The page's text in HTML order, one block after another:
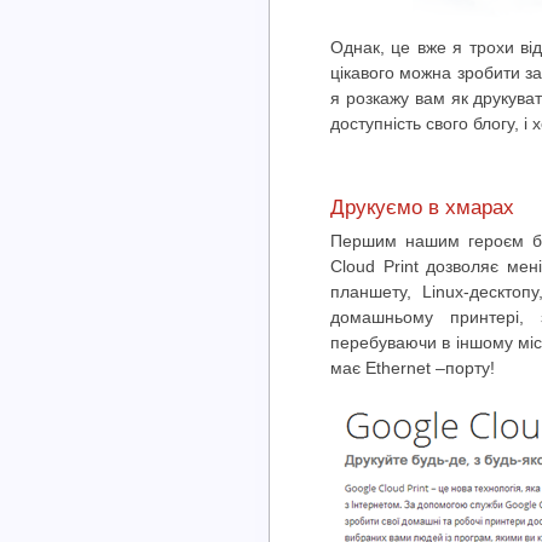
Однак, це вже я трохи
цікавого можна зробити
я розкажу вам як
доступність свого блогу,
Друкуємо в хмарах
Першим нашим героєм
Cloud Print дозволяє
планшету, Linux-
домашньому
перебуваючи в іншому
має Ethernet –порту!